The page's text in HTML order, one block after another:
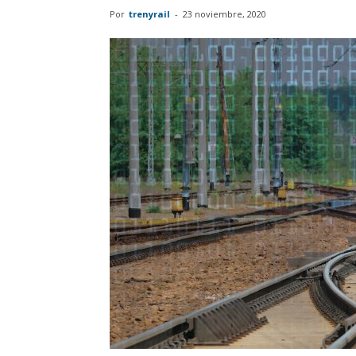
Por trenyrail - 23 noviembre, 2020